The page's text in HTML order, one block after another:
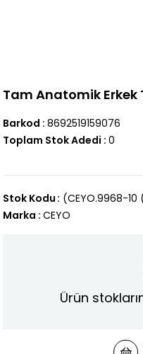
Tam Anatomik Erkek
Barkod : 8692519159076
Toplam Stok Adedi : 0
(CEYO.9968-10
Stok Kodu
Marka : CEYO
Ürün